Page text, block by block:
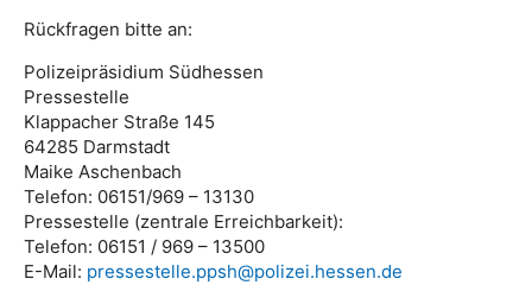
Rückfragen bitte an:
Polizeipräsidium Südhessen
Pressestelle
Klappacher Straße 145
64285 Darmstadt
Maike Aschenbach
Telefon: 06151/969 – 13130
Pressestelle (zentrale Erreichbarkeit):
Telefon: 06151 / 969 – 13500
E-Mail: pressestelle.ppsh@polizei.hessen.de